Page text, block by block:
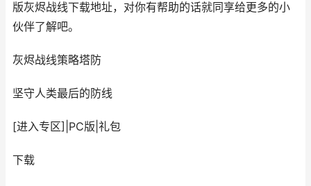
版灰烬战线下载地址，对你有帮助的话就同享给更多的小
伙伴了解吧。
灰烬战线策略塔防
坚守人类最后的防线
[进入专区] PC版 礼包
下载